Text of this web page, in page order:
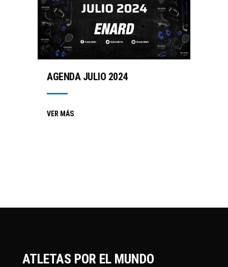
AGENDA JULIO 2024
VER MÁS
ATLETAS POR EL MUNDO